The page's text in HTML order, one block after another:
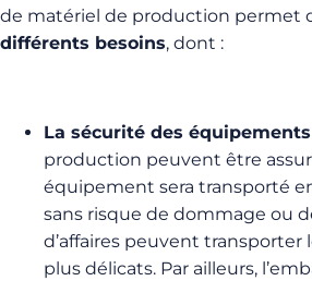
de matériel de production permet
différents besoins, dont :
La sécurité des
production peuvent être
équipement sera transporté
sans risque de dommage ou
d’affaires peuvent
plus délicats. Par ailleurs,